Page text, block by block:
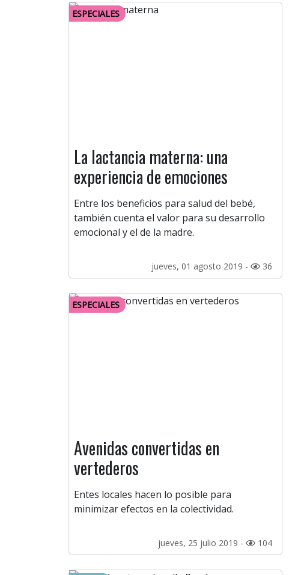
ESPECIALES
La lactancia materna: una
experiencia de emociones
Entre los beneficios para salud del bebé,
también cuenta el valor para su desarrollo
emocional y el de la madre.
jueves, 01 agosto 2019 - 36
ESPECIALES
Avenidas convertidas en
vertederos
Entes locales hacen lo posible para
minimizar efectos en la colectividad.
jueves, 25 julio 2019 - 104